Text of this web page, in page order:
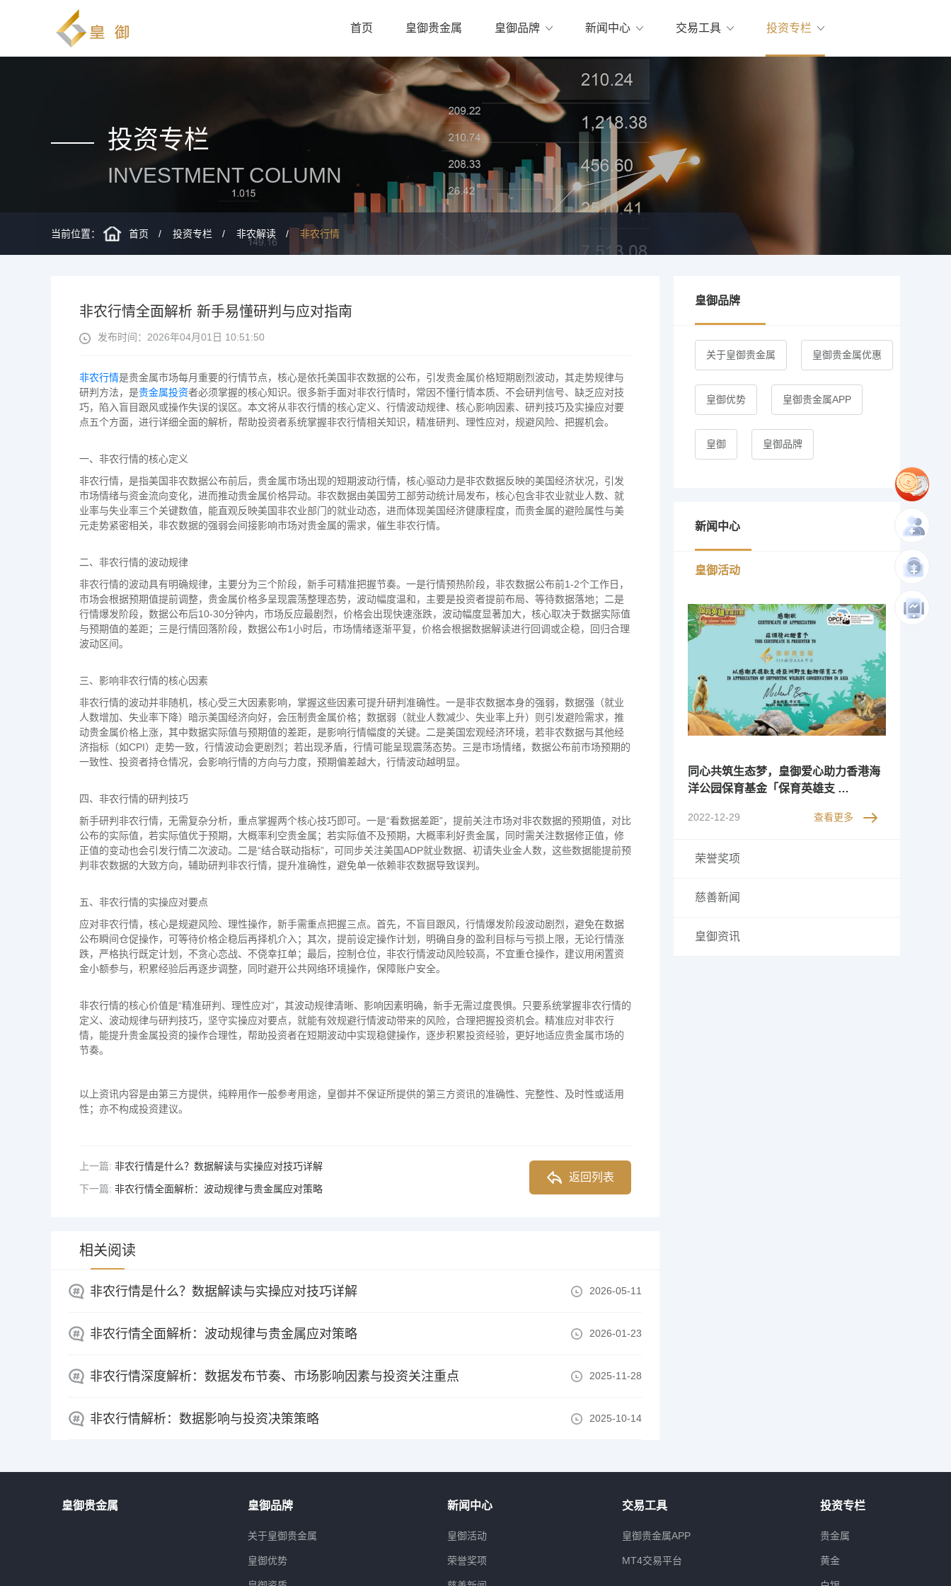
首页 皇御贵金属 皇御品牌 新闻中心 交易工具 投资专栏
投资专栏
INVESTMENT COLUMN
当前位置： 首页 投资专栏 非农解读 非农行情
非农行情全面解析 新手易懂研判与应对指南
发布时间：2026年04月01日 10:51:50
非农行情是贵金属市场每月重要的行情节点，核心是依托美国非农数据的公布，引发贵金属价格短期剧烈波动，其走势规律与
研判方法，是贵金属投资者必须掌握的核心知识。很多新手面对非农行情时，常因不懂行情本质、不会研判信号、缺乏应对技
巧，陷入盲目跟风或操作失误的误区。本文将从非农行情的核心定义、行情波动规律、核心影响因素、研判技巧及实操应对要
点五个方面，进行详细全面的解析，帮助投资者系统掌握非农行情相关知识，精准研判、理性应对，规避风险、把握机会。
一、非农行情的核心定义
非农行情，是指美国非农数据公布前后，贵金属市场出现的短期波动行情，核心驱动力是非农数据反映的美国经济状况，引发
市场情绪与资金流向变化，进而推动贵金属价格异动。非农数据由美国劳工部劳动统计局发布，核心包含非农业就业人数、就
业率与失业率三个关键数值，能直观反映美国非农业部门的就业动态，进而体现美国经济健康程度，而贵金属的避险属性与美
元走势紧密相关，非农数据的强弱会间接影响市场对贵金属的需求，催生非农行情。
二、非农行情的波动规律
非农行情的波动具有明确规律，主要分为三个阶段，新手可精准把握节奏。一是行情预热阶段，非农数据公布前1-2个工作日，
市场会根据预期值提前调整，贵金属价格多呈现震荡整理态势，波动幅度温和，主要是投资者提前布局、等待数据落地；二是
行情爆发阶段，数据公布后10-30分钟内，市场反应最剧烈，价格会出现快速涨跌，波动幅度显著加大，核心取决于数据实际值
与预期值的差距；三是行情回落阶段，数据公布1小时后，市场情绪逐渐平复，价格会根据数据解读进行回调或企稳，回归合理
波动区间。
三、影响非农行情的核心因素
非农行情的波动并非随机，核心受三大因素影响，掌握这些因素可提升研判准确性。一是非农数据本身的强弱，数据强（就业
人数增加、失业率下降）暗示美国经济向好，会压制贵金属价格；数据弱（就业人数减少、失业率上升）则引发避险需求，推
动贵金属价格上涨，其中数据实际值与预期值的差距，是影响行情幅度的关键。二是美国宏观经济环境，若非农数据与其他经
济指标（如CPI）走势一致，行情波动会更剧烈；若出现矛盾，行情可能呈现震荡态势。三是市场情绪，数据公布前市场预期的
一致性、投资者持仓情况，会影响行情的方向与力度，预期偏差越大，行情波动越明显。
四、非农行情的研判技巧
新手研判非农行情，无需复杂分析，重点掌握两个核心技巧即可。一是“看数据差距”，提前关注市场对非农数据的预期值，对比
公布的实际值，若实际值优于预期，大概率利空贵金属；若实际值不及预期，大概率利好贵金属，同时需关注数据修正值，修
正值的变动也会引发行情二次波动。二是“结合联动指标”，可同步关注美国ADP就业数据、初请失业金人数，这些数据能提前预
判非农数据的大致方向，辅助研判非农行情，提升准确性，避免单一依赖非农数据导致误判。
五、非农行情的实操应对要点
应对非农行情，核心是规避风险、理性操作，新手需重点把握三点。首先，不盲目跟风，行情爆发阶段波动剧烈，避免在数据
公布瞬间仓促操作，可等待价格企稳后再择机介入；其次，提前设定操作计划，明确自身的盈利目标与亏损上限，无论行情涨
跌，严格执行既定计划，不贪心恋战、不侥幸扛单；最后，控制仓位，非农行情波动风险较高，不宜重仓操作，建议用闲置资
金小额参与，积累经验后再逐步调整，同时避开公共网络环境操作，保障账户安全。
非农行情的核心价值是“精准研判、理性应对”，其波动规律清晰、影响因素明确，新手无需过度畏惧。只要系统掌握非农行情的
定义、波动规律与研判技巧，坚守实操应对要点，就能有效规避行情波动带来的风险，合理把握投资机会。精准应对非农行
情，能提升贵金属投资的操作合理性，帮助投资者在短期波动中实现稳健操作，逐步积累投资经验，更好地适应贵金属市场的
节奏。
以上资讯内容是由第三方提供，纯粹用作一般参考用途，皇御并不保证所提供的第三方资讯的准确性、完整性、及时性或适用
性；亦不构成投资建议。
上一篇: 非农行情是什么？数据解读与实操应对技巧详解
下一篇: 非农行情全面解析：波动规律与贵金属应对策略
返回列表
相关阅读
非农行情是什么？数据解读与实操应对技巧详解 2026-05-11
非农行情全面解析：波动规律与贵金属应对策略 2026-01-23
非农行情深度解析：数据发布节奏、市场影响因素与投资关注重点 2025-11-28
非农行情解析：数据影响与投资决策策略 2025-10-14
皇御品牌
关于皇御贵金属 皇御贵金属优惠
皇御优势 皇御贵金属APP
皇御 皇御品牌
新闻中心
皇御活动
同心共筑生态梦，皇御爱心助力香港海
洋公园保育基金「保育英雄支 …
2022-12-29 查看更多
荣誉奖项
慈善新闻
皇御资讯
皇御贵金属 皇御品牌
关于皇御贵金属
皇御优势
新闻中心
皇御活动
荣誉奖项
交易工具
皇御贵金属APP
MT4交易平台
投资专栏
贵金属
黄金